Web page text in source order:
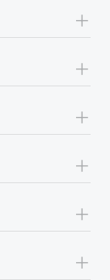
+
+
+
+
+
+